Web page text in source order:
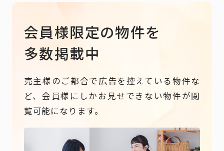
会員様限定の物件を
多数掲載中
売主様のご都合で広告を控えている物件な
ど、会員様にしかお見せできない物件が閲
覧可能になります。